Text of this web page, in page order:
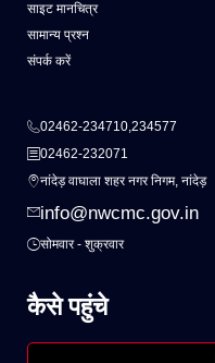
साइट मानचित्र
सामान्य प्रश्न
संपर्क करें
02462-234710,234577
02462-232071
नांदेड़ वाघाला शहर नगर निगम, नांदेड़
info@nwcmc.gov.in
सोमवार - शुक्रवार
कैसे पहुंचे